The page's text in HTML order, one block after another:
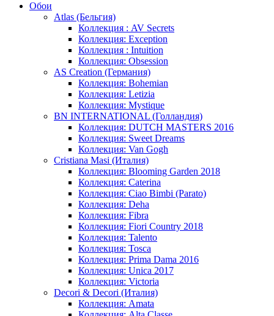
Обои
Atlas (Бельгия)
Коллекция : AV Secrets
Коллекция: Exception
Коллекция : Intuition
Коллекция: Obsession
AS Creation (Германия)
Коллекция: Bohemian
Коллекция: Letizia
Коллекция: Mystique
BN INTERNATIONAL (Голландия)
Коллекция: DUTCH MASTERS 2016
Коллекция: Sweet Dreams
Коллекция: Van Gogh
Cristiana Masi (Италия)
Коллекция: Blooming Garden 2018
Коллекция: Caterina
Коллекция: Ciao Bimbi (Parato)
Коллекция: Deha
Коллекция: Fibra
Коллекция: Fiori Country 2018
Коллекция: Talento
Коллекция: Tosca
Коллекция: Prima Dama 2016
Коллекция: Unica 2017
Коллекция: Victoria
Decori & Decori (Италия)
Коллекция: Amata